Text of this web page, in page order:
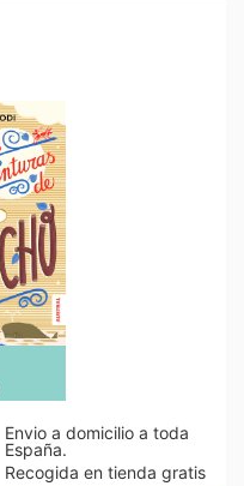
Envio a domicilio a toda
España.
Recogida en tienda gratis